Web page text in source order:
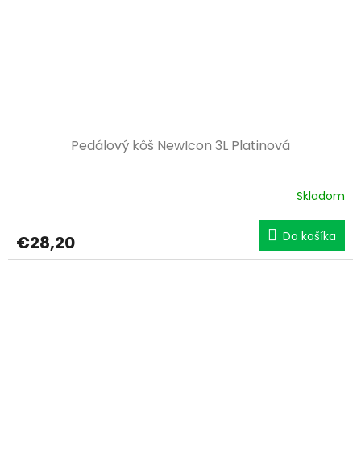
Pedálový kôš NewIcon 3L Platinová
Skladom
€28,20 Do košíka